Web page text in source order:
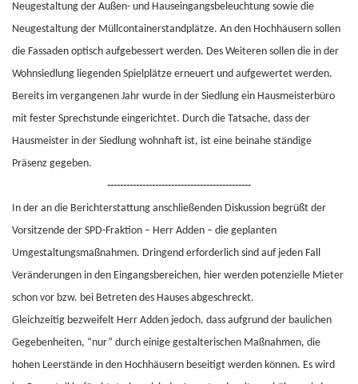
Neugestaltung der Außen- und Hauseingangsbeleuchtung sowie die
Neugestaltung der Müllcontainerstandplätze. An den Hochhäusern sollen
die Fassaden optisch aufgebessert werden. Des Weiteren sollen die in der
Wohnsiedlung liegenden Spielplätze erneuert und aufgewertet werden.
Bereits im vergangenen Jahr wurde in der Siedlung ein Hausmeisterbüro
mit fester Sprechstunde eingerichtet. Durch die Tatsache, dass der
Hausmeister in der Siedlung wohnhaft ist, ist eine beinahe ständige
Präsenz gegeben.
---------------------------------------------
In der an die Berichterstattung anschließenden Diskussion begrüßt der
Vorsitzende der SPD-Fraktion – Herr Adden – die geplanten
Umgestaltungsmaßnahmen. Dringend erforderlich sind auf jeden Fall
Veränderungen in den Eingangsbereichen, hier werden potenzielle Mieter
schon vor bzw. bei Betreten des Hauses abgeschreckt.
Gleichzeitig bezweifelt Herr Adden jedoch, dass aufgrund der baulichen
Gegebenheiten, “nur” durch einige gestalterischen Maßnahmen, die
hohen Leerstände in den Hochhäusern beseitigt werden können. Es wird